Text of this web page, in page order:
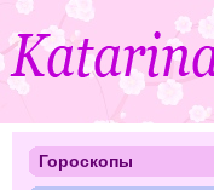
Гороскопы